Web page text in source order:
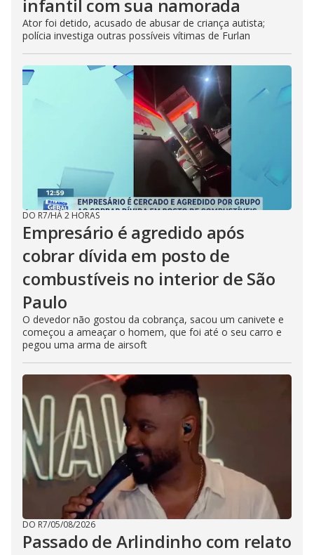
infantil com sua namorada
Ator foi detido, acusado de abusar de criança autista;
polícia investiga outras possíveis vítimas de Furlan
DO R7/HÁ 2 HORAS
Empresário é agredido após
cobrar dívida em posto de
combustíveis no interior de São
Paulo
O devedor não gostou da cobrança, sacou um canivete e
começou a ameaçar o homem, que foi até o seu carro e
pegou uma arma de airsoft
DO R7/05/08/2026
Passado de Arlindinho com relato